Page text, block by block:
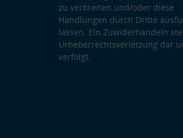
zu verbreiten und/oder diese
Handlungen durch Dritte
lassen. Ein Zuwiderhandeln
Urheberrechtsverletzung dar
verfolgt.